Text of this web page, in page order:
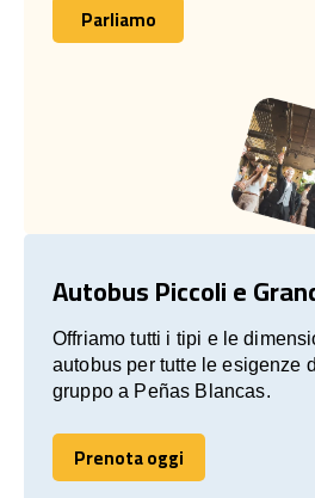
Parliamo
Parliamo
Autobus Piccoli e
Offriamo tutti i tipi e le
autobus per tutte le esigenze
gruppo a Peñas Blancas.
Prenota oggi
Prenota oggi